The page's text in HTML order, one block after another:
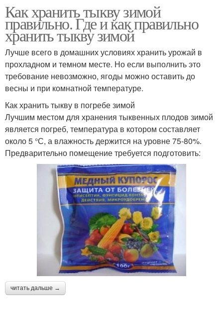
Как хранить тыкву зимой
правильно. Где и как правильно
хранить тыкву зимой
Лучше всего в домашних условиях хранить урожай в
прохладном и темном месте. Но если выполнить это
требование невозможно, ягоды можно оставить до
весны и при комнатной температуре.
Как хранить тыкву в погребе зимой
Лучшим местом для хранения тыквенных плодов зимой
является погреб, температура в котором составляет
около 5 °С, а влажность держится на уровне 75-80%.
Предварительно помещение требуется подготовить:
читать дальше →